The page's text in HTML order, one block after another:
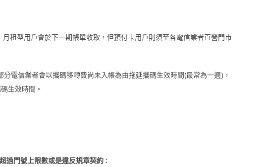
租型用戶會於下一期帳單收取，但預付卡用戶則須至各電信業者直營門市
電信業者會以攜碼移轉費尚未入帳為由拖延攜碼生效時間(最常為一週)，
生效時間。
過門號上限數或是違反規章契約 :